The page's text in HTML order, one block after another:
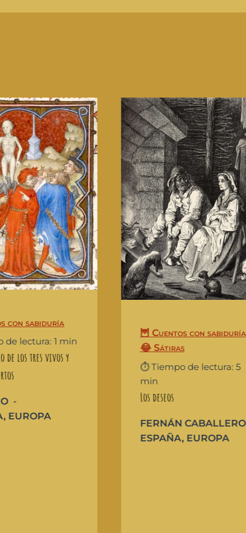
con sabiduría
de lectura: 1 min
de los tres vivos y
, EUROPA
🦉 Cuentos con sabiduría
😂 Sátiras
⏱️ Tiempo de lectura: 5
min
Los deseos
FERNÁN CABALLERO
ESPAÑA, EUROPA